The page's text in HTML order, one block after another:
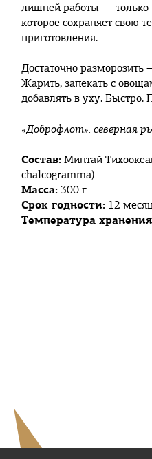
лишней работы — только
которое сохраняет свою
приготовления.
Достаточно разморозить
Жарить, запекать с
добавлять в уху. Быстро.
«Доброфлот»: северная
Состав: Минтай
chalcogramma)
Масса: 300 г
Срок годности: 12
Температура